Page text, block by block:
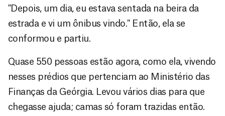
"Depois, um dia, eu estava sentada na beira da
estrada e vi um ônibus vindo." Então, ela se
conformou e partiu.
Quase 550 pessoas estão agora, como ela, vivendo
nesses prédios que pertenciam ao Ministério das
Finanças da Geórgia. Levou vários dias para que
chegasse ajuda; camas só foram trazidas então.